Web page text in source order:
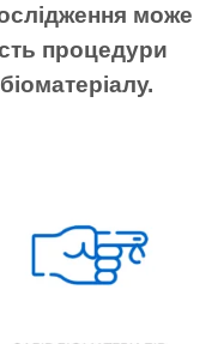
може
процедури